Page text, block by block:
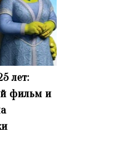
лет:
фильм и